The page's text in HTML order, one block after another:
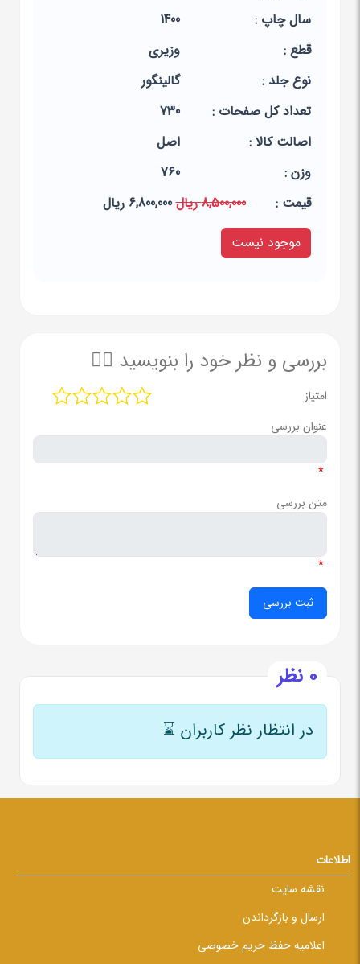
سال چاپ :
1400
قطع :
وزیری
نوع جلد :
گالینگور
تعداد کل صفحات :
730
اصالت کالا :
اصل
وزن :
760
قيمت :
8,500,000 ریال
6,800,000 ریال
موجود نیست
بررسی و نظر خود را بنویسید ✍🏻
امتیاز
عنوان بررسی
*
متن بررسی
*
0 نظر
در انتظار نظر کاربران ⌛
اطلاعات
نقشه سایت
ارسال و بازگرداندن
اعلامیه حفظ حریم خصوصی